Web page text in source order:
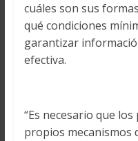
cuáles son sus
qué condiciones
garantizar
efectiva.
“Es necesario que
propios mecanismos